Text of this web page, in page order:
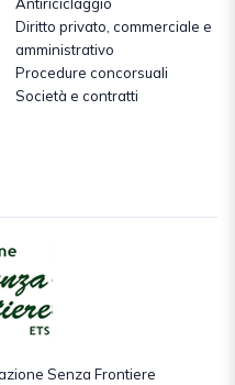
Antiriciclaggio
Diritto privato, commerciale e
amministrativo
Procedure concorsuali
Società e contratti
Senza Frontiere